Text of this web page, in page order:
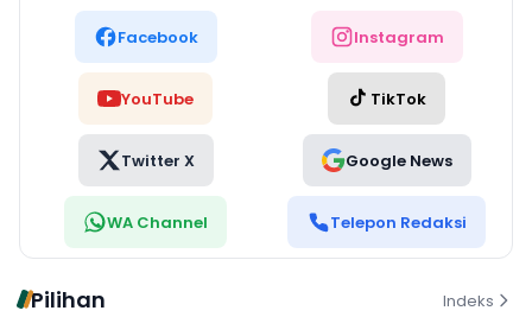
Facebook Instagram
YouTube TikTok
Twitter X Google News
WA Channel Telepon Redaksi
Pilihan Indeks